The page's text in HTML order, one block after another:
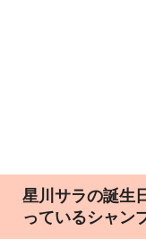
星川サラの誕生
っているシャン